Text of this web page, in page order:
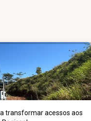
transformar acessos aos